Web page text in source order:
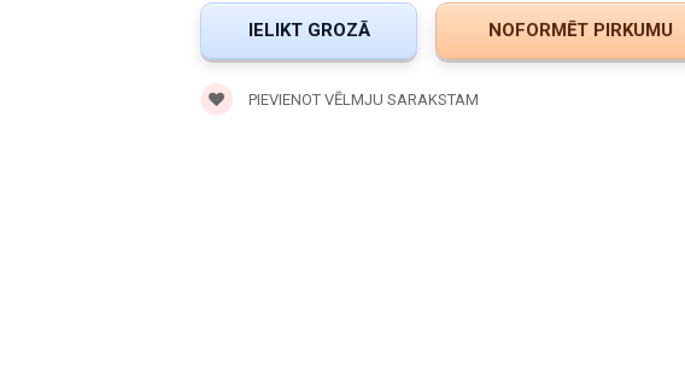
PIEVIENOT VĒLMJU SARAKSTAM